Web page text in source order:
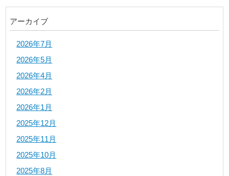
アーカイブ
2026年7月
2026年5月
2026年4月
2026年2月
2026年1月
2025年12月
2025年11月
2025年10月
2025年8月